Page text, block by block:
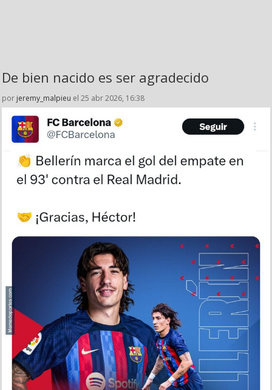
De bien nacido es ser agradecido
por jeremy_malpieu el 25 abr 2026, 16:38